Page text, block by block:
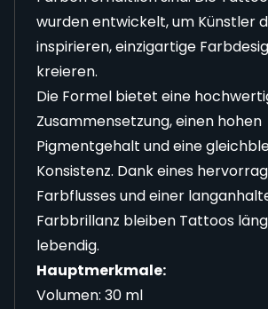
wurden entwickelt, um Künstler
inspirieren, einzigartige
kreieren.
Die Formel bietet eine
Zusammensetzung, einen hohen
Pigmentgehalt und eine
Konsistenz. Dank eines
Farbflusses und einer
Farbbrillanz bleiben Tattoos
lebendig.
Hauptmerkmale:
Volumen: 30 ml